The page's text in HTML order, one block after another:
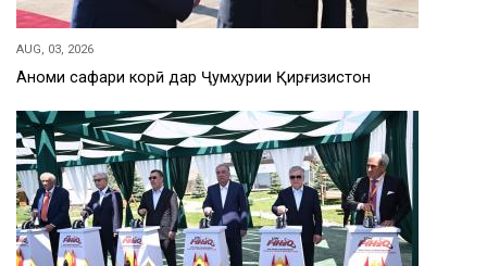
AUG, 03, 2026
Анҷоми сафари корӣ дар Ҷумҳурии Қирғизистон